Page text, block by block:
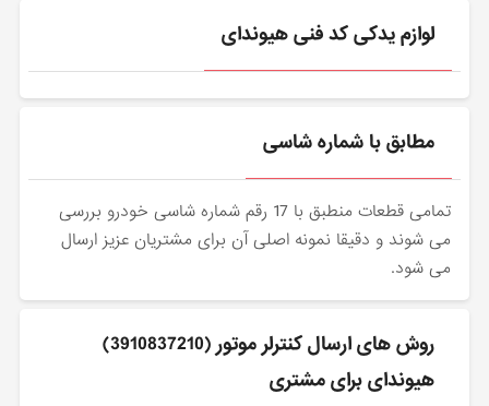
لوازم یدکی کد فنی هیوندای
مطابق با شماره شاسی
تمامی قطعات منطبق با 17 رقم شماره شاسی خودرو بررسی
می شوند و دقیقا نمونه اصلی آن برای مشتریان عزیز ارسال
می شود.
روش های ارسال كنترلر موتور (3910837210)
هیوندای برای مشتری